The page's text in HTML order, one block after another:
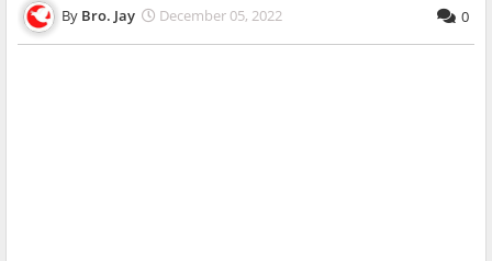
Bro. Jay December 05, 2022 0